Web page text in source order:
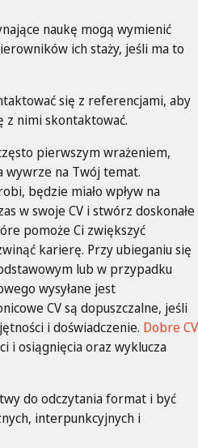
naukę mogą wymienić
ich staży, jeśli ma to
się z referencjami, aby
z nimi skontaktować.
pierwszym wrażeniem,
wywrze na Twój temat.
będzie miało wpływ na
w swoje CV i stwórz doskonałe
pomoże Ci zwiększyć
karierę. Przy ubieganiu się
lub w przypadku
wysyłane jest
CV są dopuszczalne, jeśli
i doświadczenie. Dobre CV
i osiągnięcia oraz wyklucza
do odczytania format i być
interpunkcyjnych i